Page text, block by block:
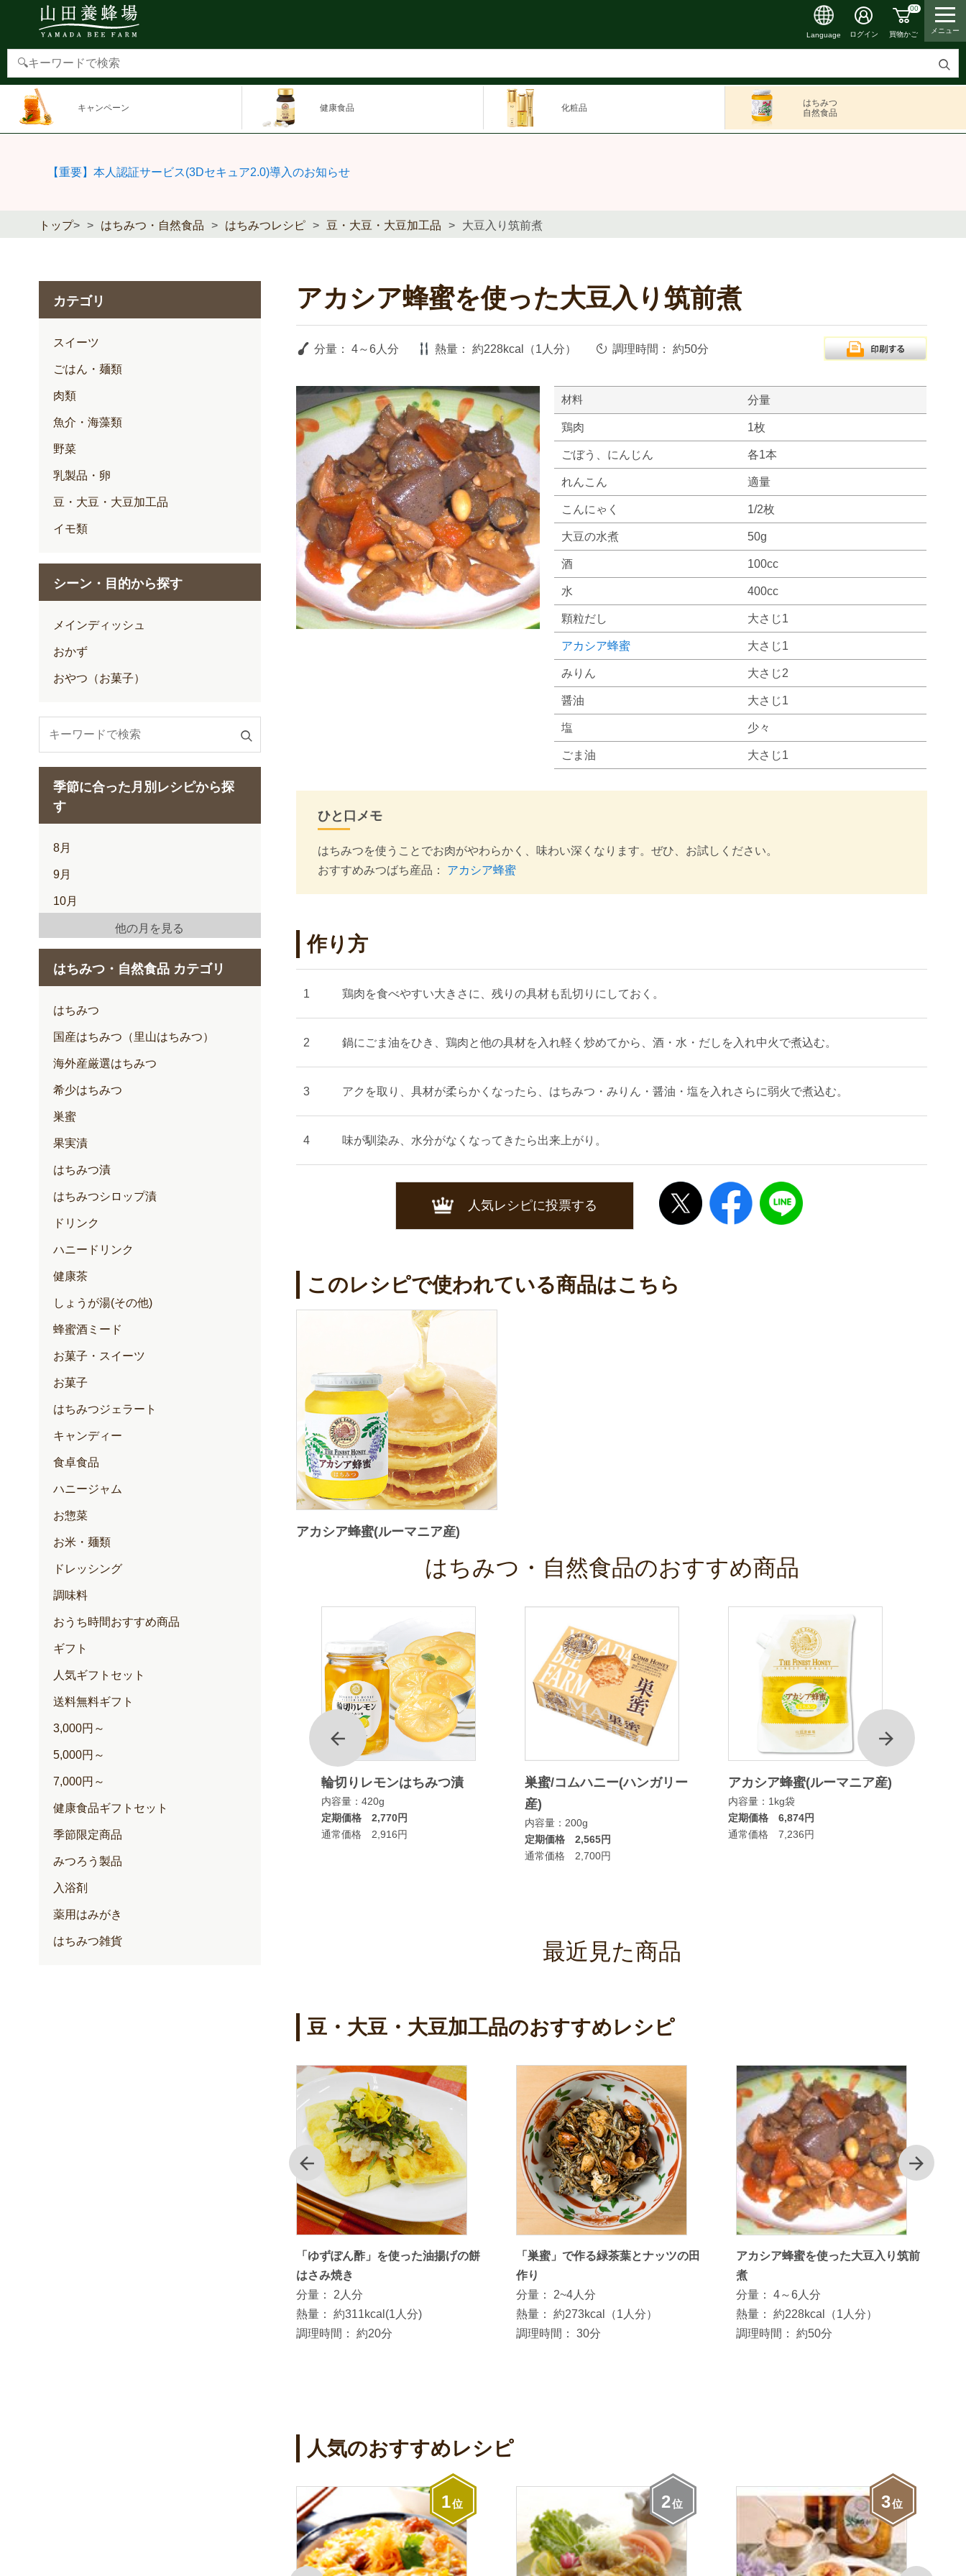
検
Language ログイン
00
買物かご メニュー
キャンペーン 健康食品 化粧品
はちみつ
自然食品
【重要】本人認証サービス(3Dセキュア2.0)導入のお知らせ
トップ> はちみつ・自然食品 はちみつレシピ 豆・大豆・大豆加工品 大豆入り筑前煮
アカシア蜂蜜を使った大豆入り筑前煮
分量： 4～6人分 熱量： 約228kcal（1人分） 調理時間： 約50分
材料 分量
鶏肉 1枚
ごぼう、にんじん 各1本
れんこん 適量
こんにゃく 1/2枚
大豆の水煮 50g
酒 100cc
水 400cc
顆粒だし 大さじ1
アカシア蜂蜜 大さじ1
みりん 大さじ2
醤油 大さじ1
塩 少々
ごま油 大さじ1
ひと口メモ
はちみつを使うことでお肉がやわらかく、味わい深くなります。ぜひ、お試しください。
おすすめみつばち産品： アカシア蜂蜜
作り方
鶏肉を食べやすい大きさに、残りの具材も乱切りにしておく。
鍋にごま油をひき、鶏肉と他の具材を入れ軽く炒めてから、酒・水・だしを入れ中火で煮込む。
アクを取り、具材が柔らかくなったら、はちみつ・みりん・醤油・塩を入れさらに弱火で煮込む。
味が馴染み、水分がなくなってきたら出来上がり。
人気レシピに投票する
このレシピで使われている商品はこちら
アカシア蜂蜜(ルーマニア産)
はちみつ・自然食品のおすすめ商品
前
100+(クリー
内容量：500ml入
定期価格 2,257円
通常価格 2,376円
輪切りレモンはちみつ漬
内容量：420g
定期価格 2,770円
通常価格 2,916円
巣蜜/コムハニー(ハンガリー
産)
内容量：200g
定期価格 2,565円
通常価格 2,700円
アカシア蜂蜜(ルーマニア産)
内容量：1kg袋
定期価格 6,874円
通常価格 7,236円
次
最近見た商品
豆・大豆・大豆加工品のおすすめレシピ
前
「ゆずぽん酢」を使った油揚げの餅
はさみ焼き
分量：
2人分
熱量：
約311kcal(1人分)
調理時間：
約20分
「巣蜜」で作る緑茶葉とナッツの田
作り
分量：
2~4人分
熱量：
約273kcal（1人分）
調理時間：
30分
アカシア蜂蜜を使った大豆入り筑前
煮
分量：
4～6人分
熱量：
約228kcal（1人分）
調理時間：
約50分
次
人気のおすすめレシピ
1位 2位 3位
カテゴリ
スイーツ
ごはん・麺類
肉類
魚介・海藻類
野菜
乳製品・卵
豆・大豆・大豆加工品
イモ類
シーン・目的から探す
メインディッシュ
おかず
おやつ（お菓子）
索
季節に合った月別レシピから探
す
8月
9月
10月
2月
3月
4月
5月
6月
7月
他の月を見る
はちみつ・自然食品 カテゴリ
はちみつ
国産はちみつ（里山はちみつ）
海外産厳選はちみつ
希少はちみつ
巣蜜
果実漬
はちみつ漬
はちみつシロップ漬
ドリンク
ハニードリンク
健康茶
しょうが湯(その他)
蜂蜜酒ミード
お菓子・スイーツ
お菓子
はちみつジェラート
キャンディー
食卓食品
ハニージャム
お惣菜
お米・麺類
ドレッシング
調味料
おうち時間おすすめ商品
ギフト
人気ギフトセット
送料無料ギフト
3,000円～
5,000円～
7,000円～
健康食品ギフトセット
季節限定商品
みつろう製品
入浴剤
薬用はみがき
はちみつ雑貨